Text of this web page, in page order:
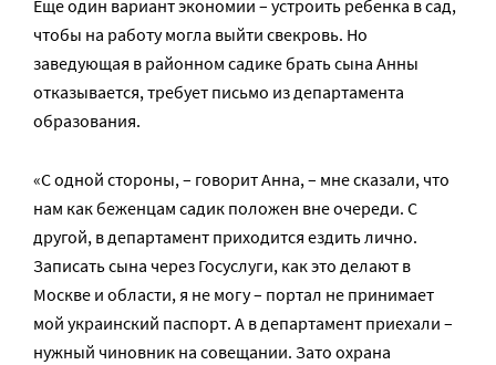
Еще один вариант экономии – устроить ребенка в сад,
чтобы на работу могла выйти свекровь. Но
заведующая в районном садике брать сына Анны
отказывается, требует письмо из департамента
образования.
«С одной стороны, – говорит Анна, – мне сказали, что
нам как беженцам садик положен вне очереди. С
другой, в департамент приходится ездить лично.
Записать сына через Госуслуги, как это делают в
Москве и области, я не могу – портал не принимает
мой украинский паспорт. А в департамент приехали –
нужный чиновник на совещании. Зато охрана